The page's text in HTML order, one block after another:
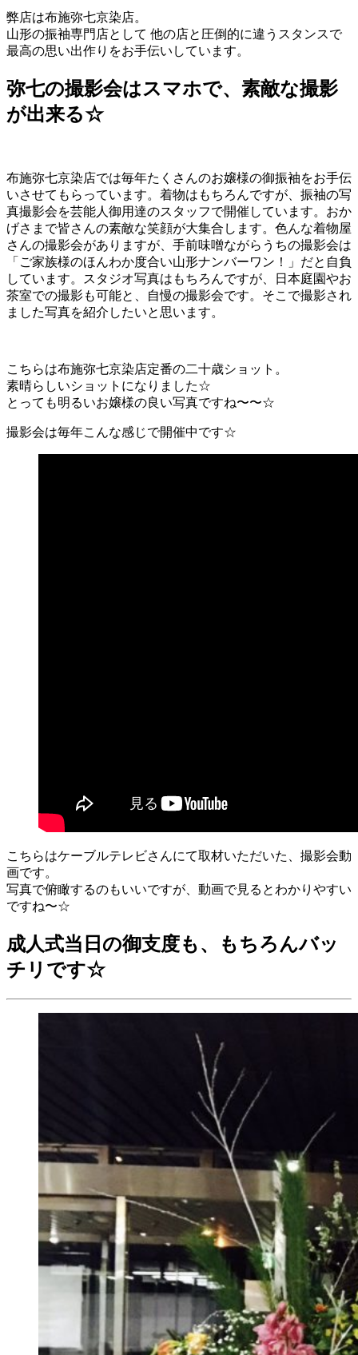
弊店は布施弥七京染店。
山形の振袖専門店として 他の店と圧倒的に違うスタンスで
最高の思い出作りをお手伝いしています。
弥七の撮影会はスマホで、素敵な撮影
が出来る☆
布施弥七京染店では毎年たくさんのお嬢様の御振袖をお手伝
いさせてもらっています。着物はもちろんですが、振袖の写
真撮影会を芸能人御用達のスタッフで開催しています。おか
げさまで皆さんの素敵な笑顔が大集合します。色んな着物屋
さんの撮影会がありますが、手前味噌ながらうちの撮影会は
「ご家族様のほんわか度合い山形ナンバーワン！」だと自負
しています。スタジオ写真はもちろんですが、日本庭園やお
茶室での撮影も可能と、自慢の撮影会です。そこで撮影され
ました写真を紹介したいと思います。
こちらは布施弥七京染店定番の二十歳ショット。
素晴らしいショットになりました☆
とっても明るいお嬢様の良い写真ですね〜〜☆
撮影会は毎年こんな感じで開催中です☆
こちらはケーブルテレビさんにて取材いただいた、撮影会動
画です。
写真で俯瞰するのもいいですが、動画で見るとわかりやすい
ですね〜☆
成人式当日の御支度も、もちろんバッ
チリです☆